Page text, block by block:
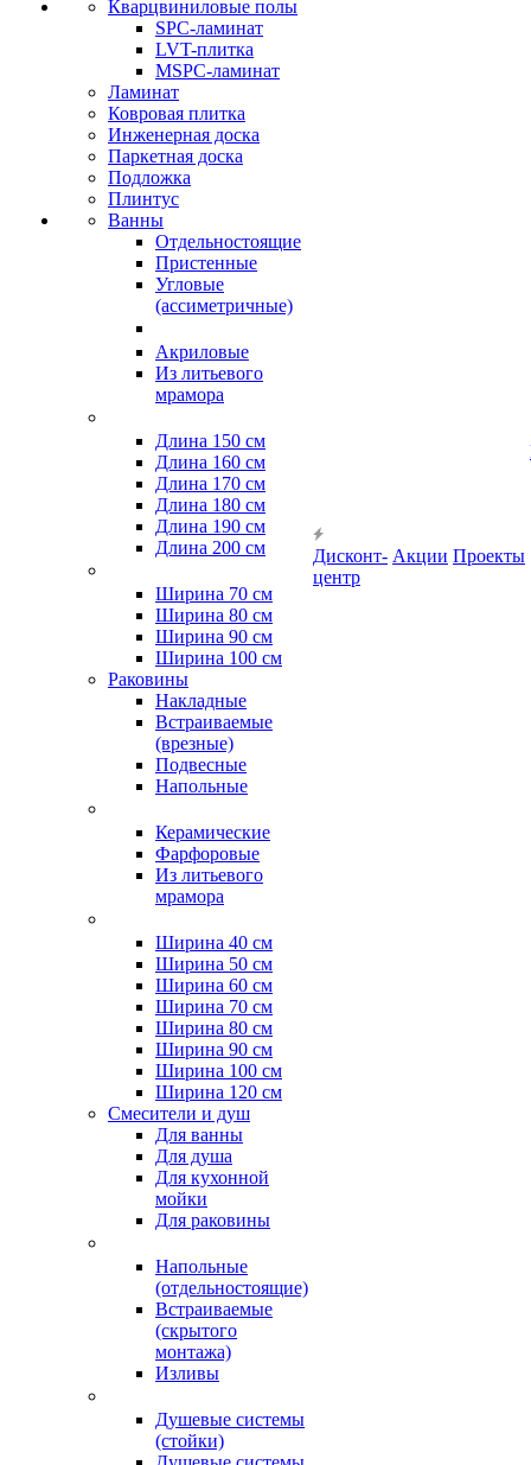
Кварцвиниловые полы
SPC-ламинат
LVT-плитка
MSPC-ламинат
Ламинат
Ковровая плитка
Инженерная доска
Паркетная доска
Подложка
Плинтус
Ванны
Отдельностоящие
Пристенные
Угловые
(ассиметричные)
Акриловые
Из литьевого
мрамора
Длина 150 см
Длина 160 см
Длина 170 см
Длина 180 см
Длина 190 см
Длина 200 см
Ширина 70 см
Ширина 80 см
Ширина 90 см
Ширина 100 см
Раковины
Накладные
Встраиваемые
(врезные)
Подвесные
Напольные
Керамические
Фарфоровые
Из литьевого
мрамора
Ширина 40 см
Ширина 50 см
Ширина 60 см
Ширина 70 см
Ширина 80 см
Ширина 90 см
Ширина 100 см
Ширина 120 см
Смесители и душ
Для ванны
Для душа
Для кухонной
мойки
Для раковины
Напольные
(отдельностоящие)
Встраиваемые
(скрытого
монтажа)
Изливы
Душевые системы
(стойки)
Дисконт-
центр
Акции Проекты